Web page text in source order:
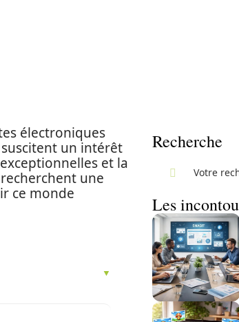
électroniques
un intérêt
et la
une
ce monde
Recherche
Les